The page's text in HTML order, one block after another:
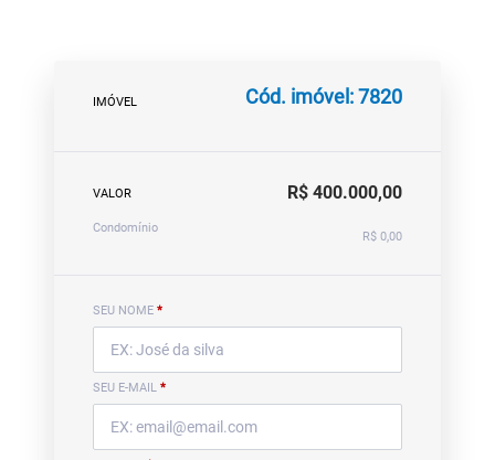
IMÓVEL Cód. imóvel: 7820
VALOR R$ 400.000,00
Condomínio
R$ 0,00
SEU NOME *
SEU E-MAIL *